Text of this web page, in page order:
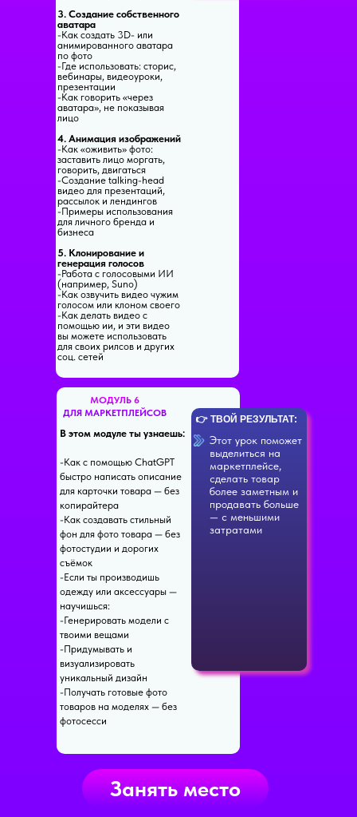
МОДУЛЬ 6
ДЛЯ МАРКЕТПЛЕЙСОВ
В этом модуле ты узнаешь:
-Как с помощью ChatGPT
быстро написать описание
для карточки товара — без
копирайтера
-Как создавать стильный
фон для фото товара — без
фотостудии и дорогих
съёмок
-Если ты производишь
одежду или аксессуары —
научишься:
-Генерировать модели с
твоими вещами
-Придумывать и
визуализировать
уникальный дизайн
-Получать готовые фото
товаров на моделях — без
фотосесси
3. Создание собственного
аватара
-Как создать 3D- или
анимированного аватара
по фото
-Где использовать: сторис,
вебинары, видеоуроки,
презентации
-Как говорить «через
аватара», не показывая
лицо
4. Анимация изображений
-Как «оживить» фото:
заставить лицо моргать,
говорить, двигаться
-Создание talking-head
видео для презентаций,
рассылок и лендингов
-Примеры использования
для личного бренда и
бизнеса
5. Клонирование и
генерация голосов
-Работа с голосовыми ИИ
(например, Suno)
-Как озвучить видео чужим
голосом или клоном своего
-Как делать видео с
помощью ии, и эти видео
вы можете использовать
для своих рилсов и других
соц. сетей
Этот урок поможет
выделиться на
маркетплейсе,
сделать товар
более заметным и
продавать больше
— с меньшими
затратами
👉 ТВОЙ РЕЗУЛЬТАТ:
Занять место